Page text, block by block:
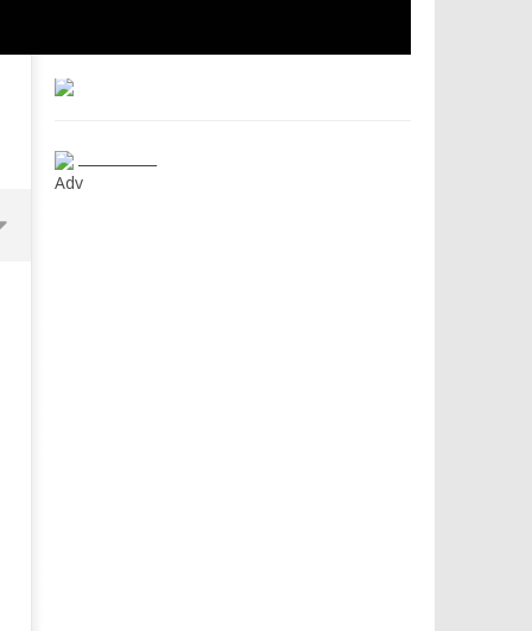
___________
Adv